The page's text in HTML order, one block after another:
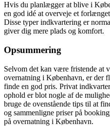
Hvis du planlægger at blive i
en god idé at overveje et
Disse typer indkvartering er
giver dig mere plads og komfort.
Opsummering
Selvom det kan være fristende at
overnatning i København, er der
finde en god pris. Privat
ophold er blot nogle af de
bruge de ovenstående tips til at
og sammenligne priser på
på overnatning i København.